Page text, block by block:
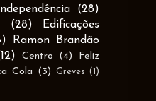
(28)
(28)
Edificações
Ramon Brandão
Centro (4)
Feliz
Cola (3) Greves (1)